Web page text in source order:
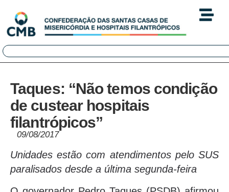
Taques: “Não temos condição
de custear hospitais
filantrópicos”
09/08/2017
Unidades estão com atendimentos pelo SUS
paralisados desde a última segunda-feira